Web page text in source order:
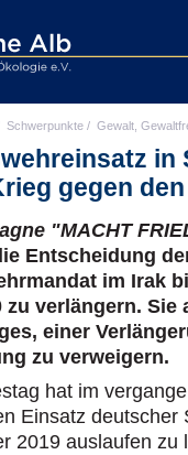
Schwerpunkte / Gewalt,
in
gegen
"MACHT
Entscheidung
im Irak
zu verlängern.
einer
zu verweigern.
hat im
Einsatz
2019 auslaufen